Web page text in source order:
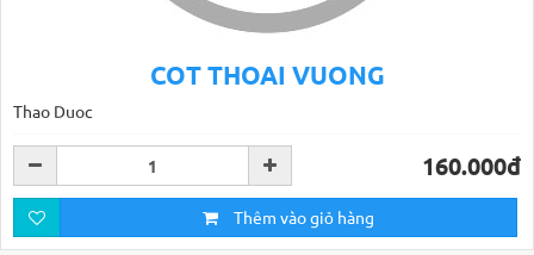
COT THOAI VUONG
Thao Duoc
160.000đ
Thêm vào giỏ hàng